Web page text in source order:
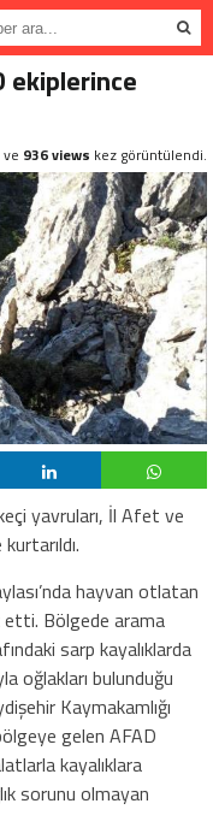
ekiplerince
936 views kez görüntülendi.
yavruları, İl Afet ve
hayvan otlatan
etti. Bölgede arama
sarp kayalıklarda
oğlakları bulunduğu
Kaymakamlığı
gelen AFAD
kayalıklara
sorunu olmayan